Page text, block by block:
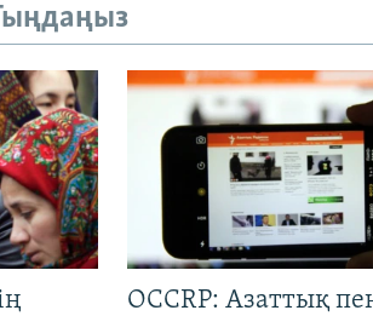
OCCRP: Азаттық